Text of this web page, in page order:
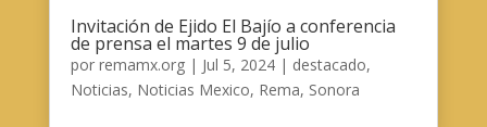
Invitación de Ejido El Bajío a conferencia
de prensa el martes 9 de julio
por remamx.org| Jul 5, 2024| destacado,
Noticias, Noticias Mexico, Rema, Sonora